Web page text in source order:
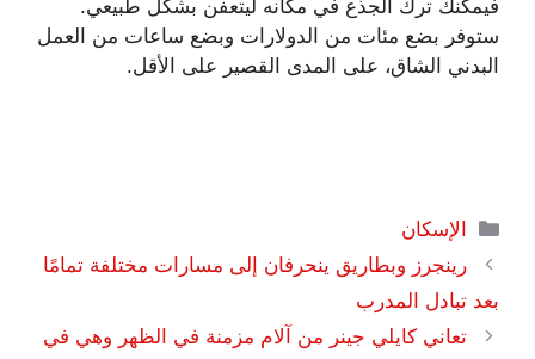
فيمكنك ترك الجذع في مكانه ليتعفن بشكل طبيعي.
ستوفر بضع مئات من الدولارات وبضع ساعات من العمل
البدني الشاق، على المدى القصير على الأقل.
التصنيفات
الإسكان
رينجرز وبطاريق ينحرفان إلى مسارات مختلفة تمامًا
بعد تبادل المدرب
تعاني كايلي جينر من آلام مزمنة في الظهر وهي في